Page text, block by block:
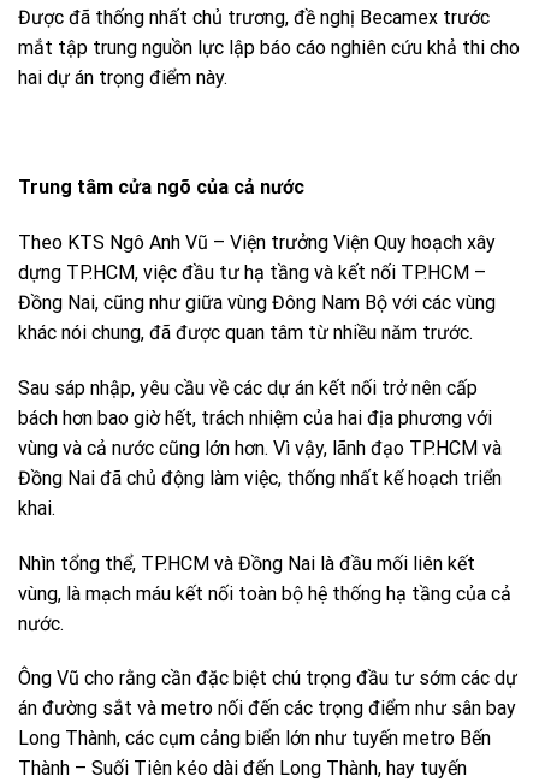
Được đã thống nhất chủ trương, đề nghị Becamex trước
mắt tập trung nguồn lực lập báo cáo nghiên cứu khả thi cho
hai dự án trọng điểm này.
Trung tâm cửa ngõ của cả nước
Theo KTS Ngô Anh Vũ – Viện trưởng Viện Quy hoạch xây
dựng TP.HCM, việc đầu tư hạ tầng và kết nối TP.HCM –
Đồng Nai, cũng như giữa vùng Đông Nam Bộ với các vùng
khác nói chung, đã được quan tâm từ nhiều năm trước.
Sau sáp nhập, yêu cầu về các dự án kết nối trở nên cấp
bách hơn bao giờ hết, trách nhiệm của hai địa phương với
vùng và cả nước cũng lớn hơn. Vì vậy, lãnh đạo TP.HCM và
Đồng Nai đã chủ động làm việc, thống nhất kế hoạch triển
khai.
Nhìn tổng thể, TP.HCM và Đồng Nai là đầu mối liên kết
vùng, là mạch máu kết nối toàn bộ hệ thống hạ tầng của cả
nước.
Ông Vũ cho rằng cần đặc biệt chú trọng đầu tư sớm các dự
án đường sắt và metro nối đến các trọng điểm như sân bay
Long Thành, các cụm cảng biển lớn như tuyến metro Bến
Thành – Suối Tiên kéo dài đến Long Thành, hay tuyến